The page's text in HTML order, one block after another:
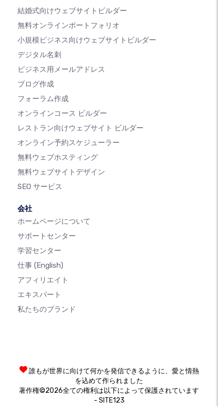
結婚式向けウェブサイトビルダー
無料オンラインポートフォリオ
小規模ビジネス向けウェブサイトビルダー
デジタル名刺
ビジネス用メールアドレス
ブログ作成
フォーラム作成
オンラインコース ビルダー
レストラン向けウェブサイト ビルダー
オンライン予約スケジューラー
無料ウェブホスティング
無料ウェブサイトデザイン
SEO サービス
会社
ホームページについて
サポートセンター
学習センター
仕事 (English)
アフィリエイト
エキスパート
私たちのブランド
誰もが世界に向けて何かを発信できるように、愛と情熱
を込めて作られました
著作権©2026全ての権利は以下によって保護されています
- SITE123